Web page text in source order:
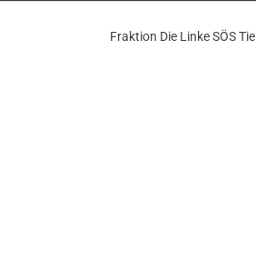
Fraktion Die Linke SÖS